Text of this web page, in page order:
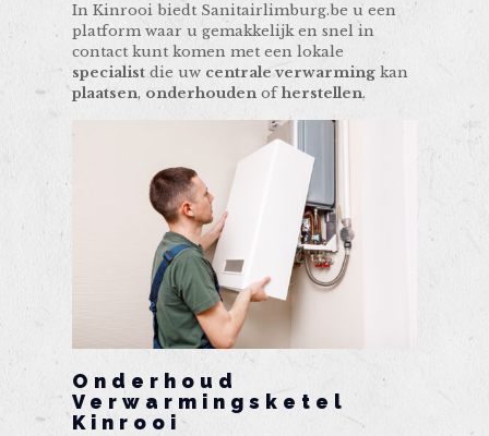
In Kinrooi biedt Sanitairlimburg.be u een
platform waar u gemakkelijk en snel in
contact kunt komen met een lokale
specialist die uw centrale verwarming kan
plaatsen, onderhouden ofherstellen.
Onderhoud
Verwarmingsketel
Kinrooi